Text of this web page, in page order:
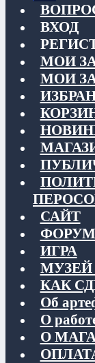
ВХОД
МОИ
МОИ
САЙТ
ФОРУМ
ИГРА
МУЗЕЙ
КАК
Об
О
О